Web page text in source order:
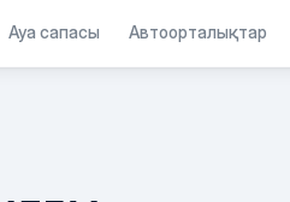
Ауа сапасы Автоорталықтар